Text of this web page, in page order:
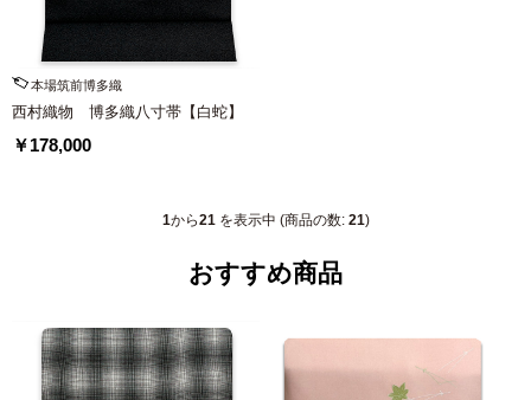
本場筑前博多織
西村織物 博多織八寸帯【白蛇】
￥178,000
1から21を表示中 (商品の数: 21)
おすすめ商品